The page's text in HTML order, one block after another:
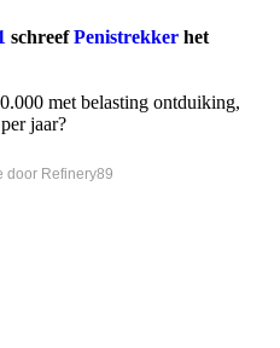
schreefPenistrekker het
met belasting ontduiking,
jaar?
door Refinery89